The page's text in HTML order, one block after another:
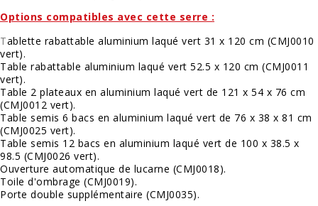
Options compatibles avec cette serre :
Tablette rabattable aluminium laqué vert 31 x 120 cm (CMJ0010
vert).
Table rabattable aluminium laqué vert 52.5 x 120 cm (CMJ0011
vert).
Table 2 plateaux en aluminium laqué vert de 121 x 54 x 76 cm
(CMJ0012 vert).
Table semis 6 bacs en aluminium laqué vert de 76 x 38 x 81 cm
(CMJ0025 vert).
Table semis 12 bacs en aluminium laqué vert de 100 x 38.5 x
98.5 (CMJ0026 vert).
Ouverture automatique de lucarne (CMJ0018).
Toile d'ombrage (CMJ0019).
Porte double supplémentaire (CMJ0035).